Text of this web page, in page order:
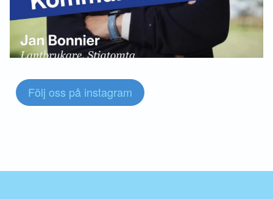
Följ oss på instagram